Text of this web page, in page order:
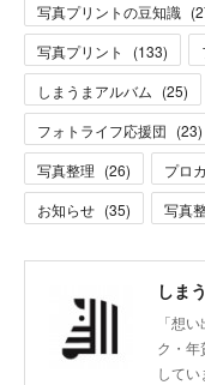
写真プリントの豆知識 (
写真プリント
(133)
しまうまアルバム (25)
フォトライフ応援団 (23)
写真整理 (26) プロ
お知らせ (35) 写真
しま
「想
ク・
して